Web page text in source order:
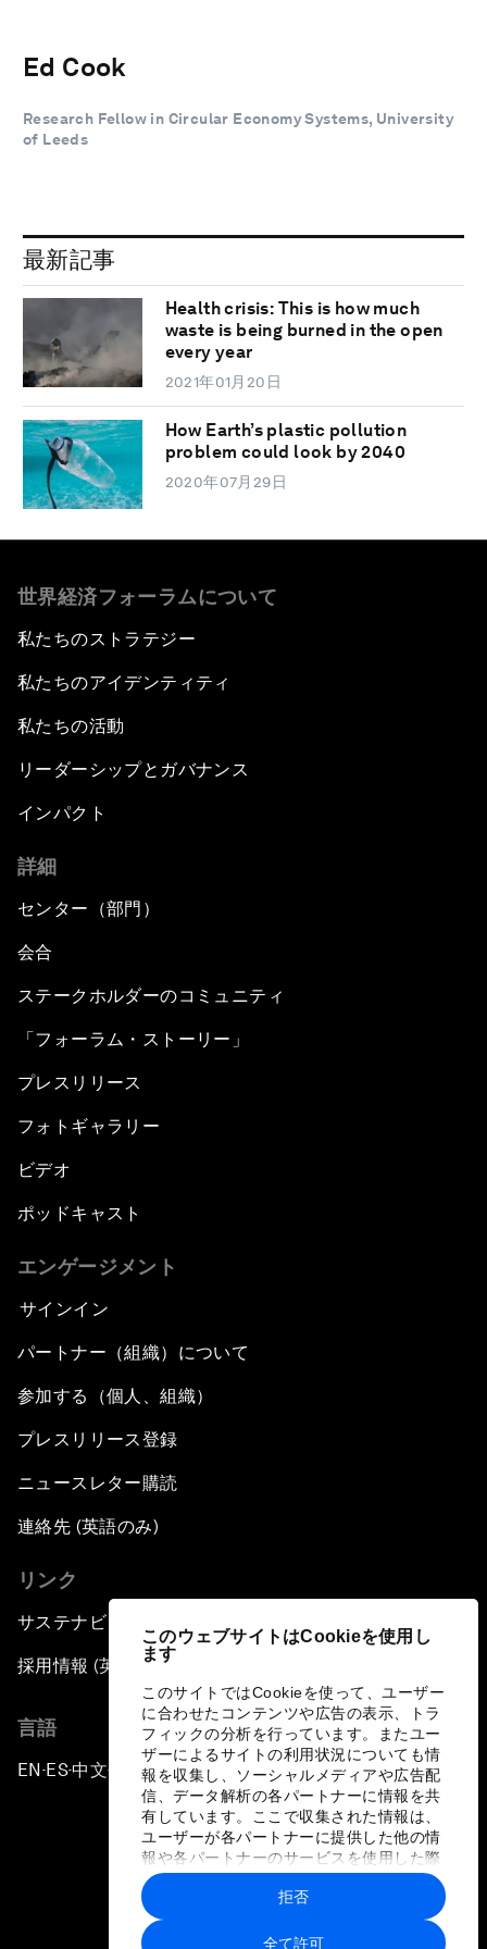
このウェブサイトはCookieを使用し
ます
このサイトではCookieを使って、ユーザー
に合わせたコンテンツや広告の表示、トラ
フィックの分析を行っています。またユー
ザーによるサイトの利用状況についても情
報を収集し、ソーシャルメディアや広告配
信、データ解析の各パートナーに情報を共
有しています。ここで収集された情報は、
ユーザーが各パートナーに提供した他の情
報や各パートナーのサービスを使用した際
に収集された情報と組み合わされ、各パー
トナーによって使用されることがありま
す。
全て許可
拒否
Ed Cook
Research Fellow in Circular Economy Systems, University
of Leeds
最新記事
Health crisis: This is how much
waste is being burned in the open
every year
2021年01月20日
How Earth’s plastic pollution
problem could look by 2040
2020年07月29日
世界経済フォーラムについて
私たちのストラテジー
私たちのアイデンティティ
私たちの活動
リーダーシップとガバナンス
インパクト
詳細
センター（部門）
会合
ステークホルダーのコミュニティ
「フォーラム・ストーリー」
プレスリリース
フォトギャラリー
ビデオ
ポッドキャスト
エンゲージメント
サインイン
パートナー（組織）について
参加する（個人、組織）
プレスリリース登録
ニュースレター購読
連絡先 (英語のみ)
リンク
サステナビリティへの取り組み
採用情報 (英語のみ)
言語
EN ▪ES▪中文▪ 日本語
プライバシーポリシーと利用規約